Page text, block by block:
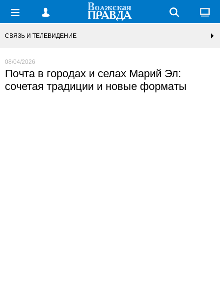
СВЯЗЬ И ТЕЛЕВИДЕНИЕ
08/04/2026
Почта в городах и селах Марий Эл:
сочетая традиции и новые форматы